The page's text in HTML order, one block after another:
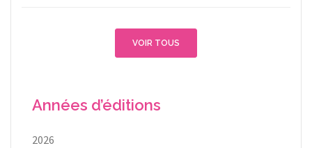
VOIR TOUS
Années d’éditions
2026